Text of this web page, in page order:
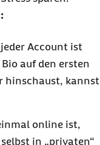
Account ist
auf den ersten
hinschaust, kannst
online ist,
in „privaten“